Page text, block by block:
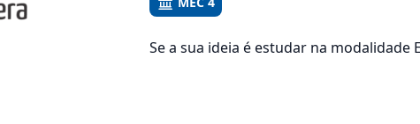
Se a sua ideia é estudar na